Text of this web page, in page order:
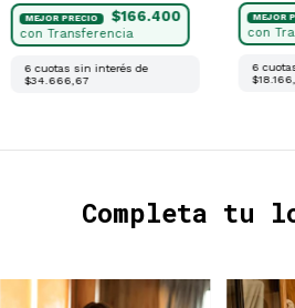
$166.400
6 cuotas sin interés de
$34.666,67
6
Completa tu